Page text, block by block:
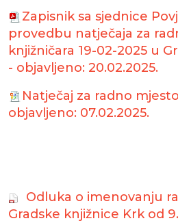
Zapisnik sa sjednice
provedbu natječaja za
knjižničara 19-02-2025 u
- objavljeno: 20.02.2025.
Natječaj za radno
objavljeno: 07.02.2025.
Odluka o imenovanju
Gradske knjižnice Krk od